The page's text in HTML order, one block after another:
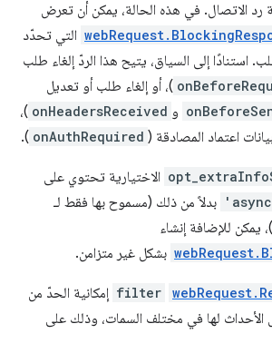
رد الاتصال. في هذه الحالة، يمكن أن تعرض
التي تحدّد
استنادًا إلى السياق، يتيح هذا الردّ إلغاء طلب
)، أو إلغاء طلب أو تعديل
و onHeadersReceived )،
اعتماد المصادقة ( onAuthRequired
).
الاختيارية تحتوي على
بدلاً من ذلك (مسموح بها فقط لـ
)، يمكن للإضافة إنشاء
بشكل غير متزامن.
filter إمكانية الحدّ من
الأحداث لها في مختلف السمات، وذلك على